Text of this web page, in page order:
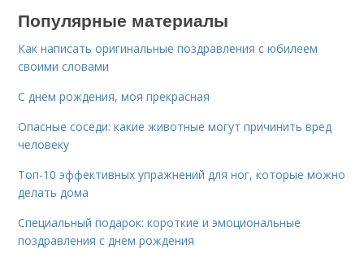
Популярные материалы
Как написать оригинальные поздравления с юбилеем
своими словами
С днем рождения, моя прекрасная
Опасные соседи: какие животные могут причинить вред
человеку
Топ-10 эффективных упражнений для ног, которые можно
делать дома
Специальный подарок: короткие и эмоциональные
поздравления с днем рождения